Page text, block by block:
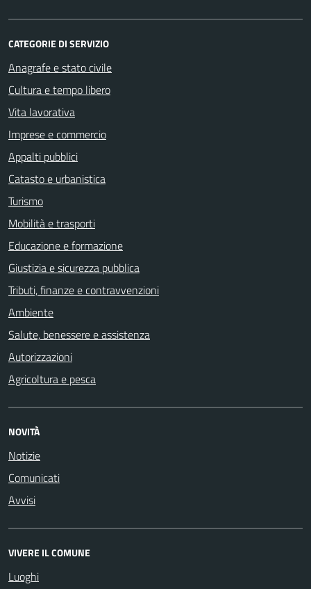
CATEGORIE DI SERVIZIO
Anagrafe e stato civile
Cultura e tempo libero
Vita lavorativa
Imprese e commercio
Appalti pubblici
Catasto e urbanistica
Turismo
Mobilità e trasporti
Educazione e formazione
Giustizia e sicurezza pubblica
Tributi, finanze e contravvenzioni
Ambiente
Salute, benessere e assistenza
Autorizzazioni
Agricoltura e pesca
NOVITÀ
Notizie
Comunicati
Avvisi
VIVERE IL COMUNE
Luoghi